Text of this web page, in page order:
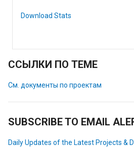
Download Stats
ССЫЛКИ ПО ТЕМЕ
См. документы по проектам
SUBSCRIBE TO EMAIL
Daily Updates of the Latest Projects &